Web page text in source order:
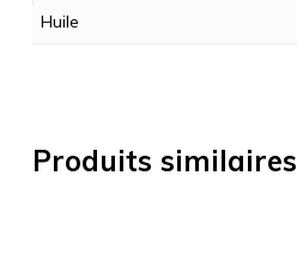
Huile
Produits similaires